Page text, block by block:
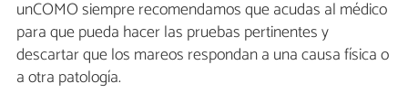
unCOMO siempre recomendamos que acudas al médico
para que pueda hacer las pruebas pertinentes y
descartar que los mareos respondan a una causa física o
a otra patología.